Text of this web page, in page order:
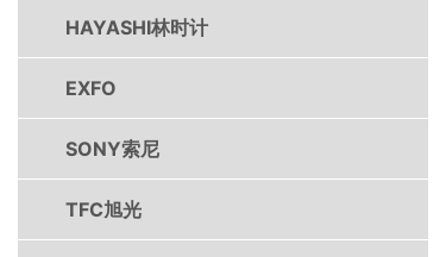
HAYASHI林时计
EXFO
SONY索尼
TFC旭光